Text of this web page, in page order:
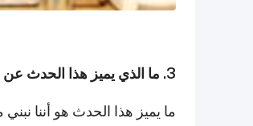
3. ما الذي يميز هذا الحدث عن فعاليات تمكين المرأة الأخرى في قطر؟
ما يميز هذا الحدث هو أننا